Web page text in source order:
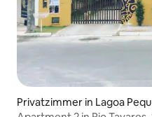
Privatzimmer in Lagoa